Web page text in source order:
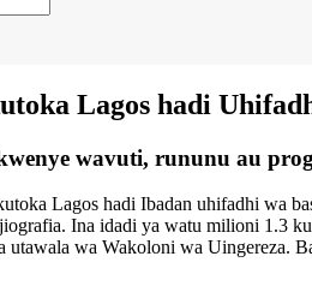
Lagos hadi
wavuti, rununu au
Lagos hadi Ibadan uhifadhi
Ina idadi ya watu milioni 1.3
wa Wakoloni wa Uingereza.